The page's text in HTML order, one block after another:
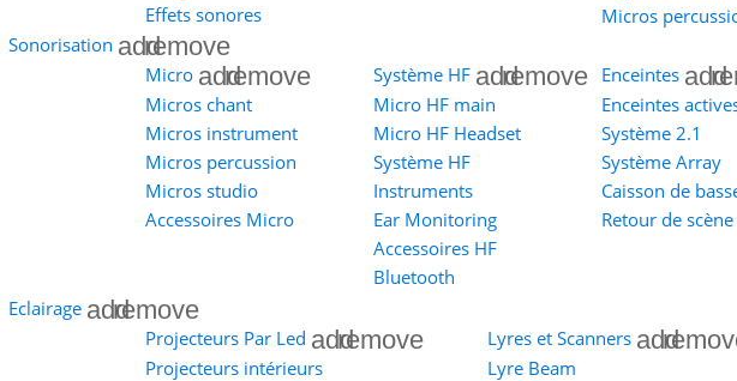
Effets sonores
Micros
Sonorisation addremove
Micro addremove
Micros chant
Micros instrument
Micros percussion
Micros studio
Accessoires Micro
Système HF addremove
Micro HF main
Micro HF Headset
Système HF
Instruments
Ear Monitoring
Accessoires HF
Bluetooth
Enceintes add
Enceintes
Système 2.1
Système Array
Caisson de
Retour de scène
Eclairage addremove
Projecteurs Par Led addremove
Projecteurs intérieurs
Lyres et Scanners add
Lyre Beam